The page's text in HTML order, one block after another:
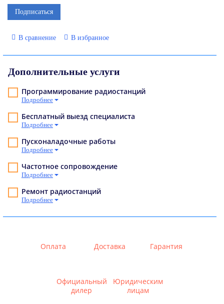
Подписаться
В сравнение В избранное
Дополнительные услуги
Программирование радиостанций
Подробнее
Бесплатный выезд специалиста
Подробнее
Пусконаладочные работы
Подробнее
Частотное сопровождение
Подробнее
Ремонт радиостанций
Подробнее
Оплата Доставка Гарантия
Официальный
дилер
Юридическим
лицам